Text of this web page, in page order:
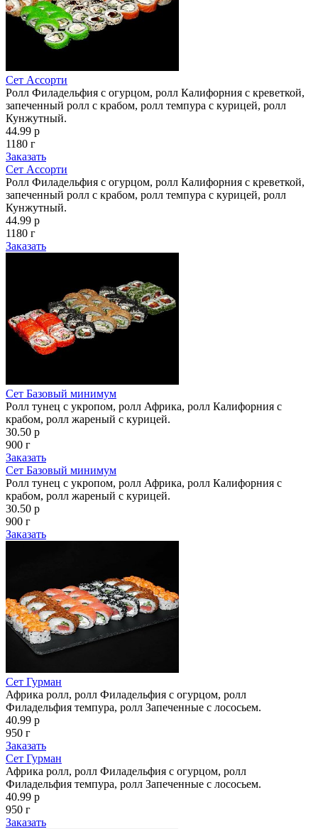
Сет Ассорти
Ролл Филадельфия с огурцом, ролл Калифорния с креветкой,
запеченный ролл с крабом, ролл темпура с курицей, ролл
Кунжутный.
44.99 р
1180 г
Заказать
Сет Ассорти
Ролл Филадельфия с огурцом, ролл Калифорния с креветкой,
запеченный ролл с крабом, ролл темпура с курицей, ролл
Кунжутный.
44.99 р
1180 г
Заказать
Сет Базовый минимум
Ролл тунец с укропом, ролл Африка, ролл Калифорния с
крабом, ролл жареный с курицей.
30.50 р
900 г
Заказать
Сет Базовый минимум
Ролл тунец с укропом, ролл Африка, ролл Калифорния с
крабом, ролл жареный с курицей.
30.50 р
900 г
Заказать
Сет Гурман
Африка ролл, ролл Филадельфия с огурцом, ролл
Филадельфия темпура, ролл Запеченные с лососьем.
40.99 р
950 г
Заказать
Сет Гурман
Африка ролл, ролл Филадельфия с огурцом, ролл
Филадельфия темпура, ролл Запеченные с лососьем.
40.99 р
950 г
Заказать